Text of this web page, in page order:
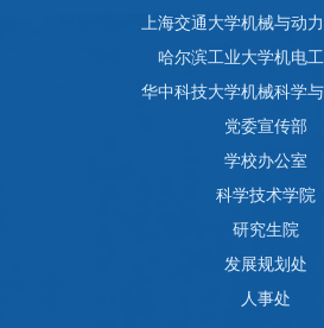
上海交通大学机械与动
哈尔滨工业大学机电
华中科技大学机械科学
党委宣传部
学校办公室
科学技术学院
研究生院
发展规划处
人事处